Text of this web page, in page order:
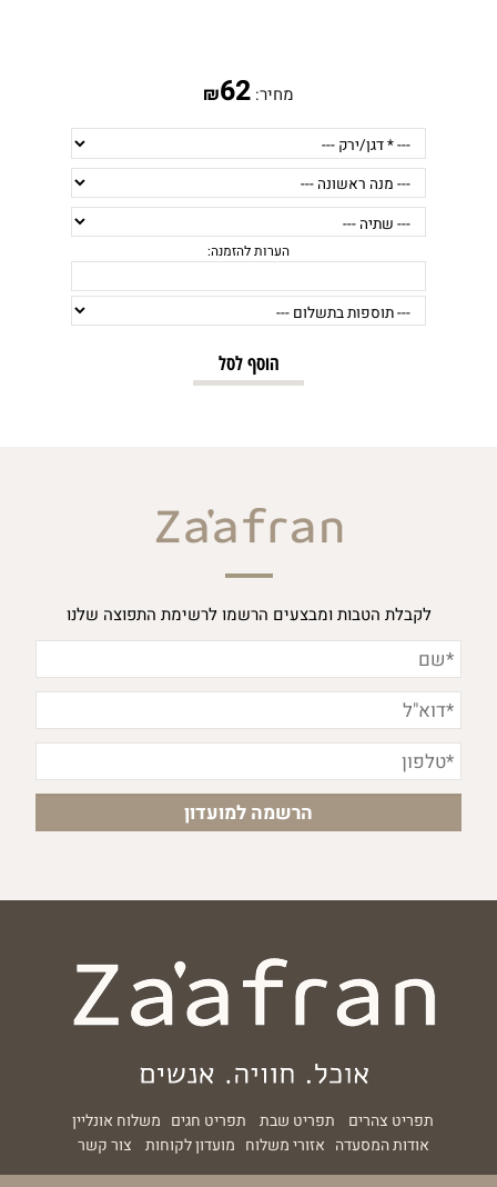
הערות להזמנה:
מחיר: ₪62
הוסף לסל
לקבלת הטבות ומבצעים הרשמו לרשימת התפוצה שלנו
תפריט צהרים תפריט שבת תפריט חגים
משלוח אונליין
אודות המסעדה
אזורי משלוח מועדון לקוחות צור קשר